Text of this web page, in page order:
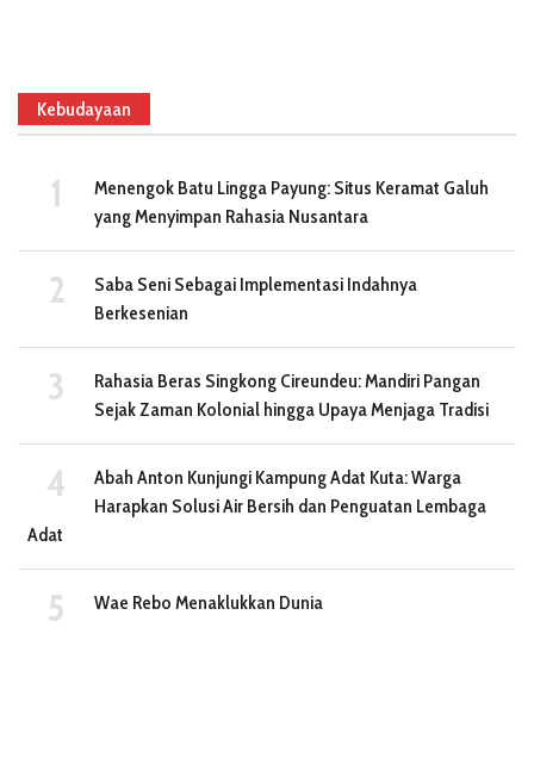
Kebudayaan
Menengok Batu Lingga Payung: Situs Keramat Galuh
yang Menyimpan Rahasia Nusantara
Saba Seni Sebagai Implementasi Indahnya
Berkesenian
Rahasia Beras Singkong Cireundeu: Mandiri Pangan
Sejak Zaman Kolonial hingga Upaya Menjaga Tradisi
Abah Anton Kunjungi Kampung Adat Kuta: Warga
Harapkan Solusi Air Bersih dan Penguatan Lembaga
Adat
Wae Rebo Menaklukkan Dunia